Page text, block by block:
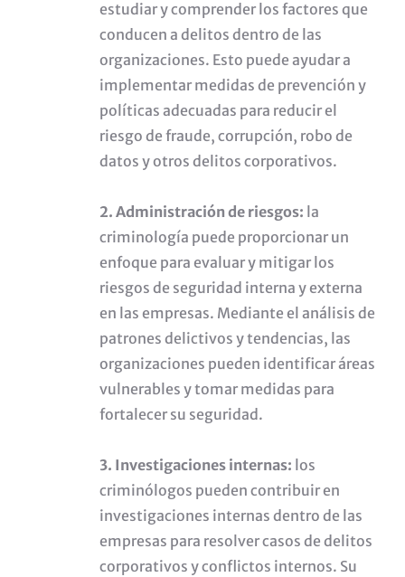
estudiar y comprender los factores que
conducen a delitos dentro de las
organizaciones. Esto puede ayudar a
implementar medidas de prevención y
políticas adecuadas para reducir el
riesgo de fraude, corrupción, robo de
datos y otros delitos corporativos.
2. Administración de riesgos: la
criminología puede proporcionar un
enfoque para evaluar y mitigar los
riesgos de seguridad interna y externa
en las empresas. Mediante el análisis de
patrones delictivos y tendencias, las
organizaciones pueden identificar áreas
vulnerables y tomar medidas para
fortalecer su seguridad.
3. Investigaciones internas: los
criminólogos pueden contribuir en
investigaciones internas dentro de las
empresas para resolver casos de delitos
corporativos y conflictos internos. Su